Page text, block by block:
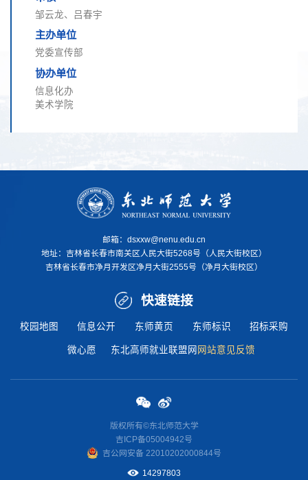
邹云龙、吕春宇
主办单位
党委宣传部
协办单位
信息化办
美术学院
邮箱：dsxxw@nenu.edu.cn
地址： 吉林省长春市南关区人民大街5268号（人民大街校区）
吉林省长春市净月开发区净月大街2555号（净月大街校区）
快速链接
校园地图 信息公开 东师黄页 东师标识 招标采购
微心愿 东北高师就业联盟网 网站意见反馈
版权所有©东北师范大学
吉ICP备05004942号
吉公网安备 22010202000844号
14297803